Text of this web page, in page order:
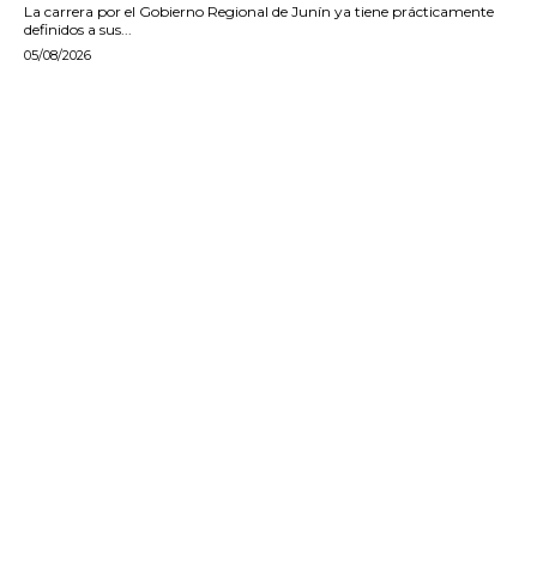
La carrera por el Gobierno Regional de Junín ya tiene prácticamente
definidos a sus...
05/08/2026